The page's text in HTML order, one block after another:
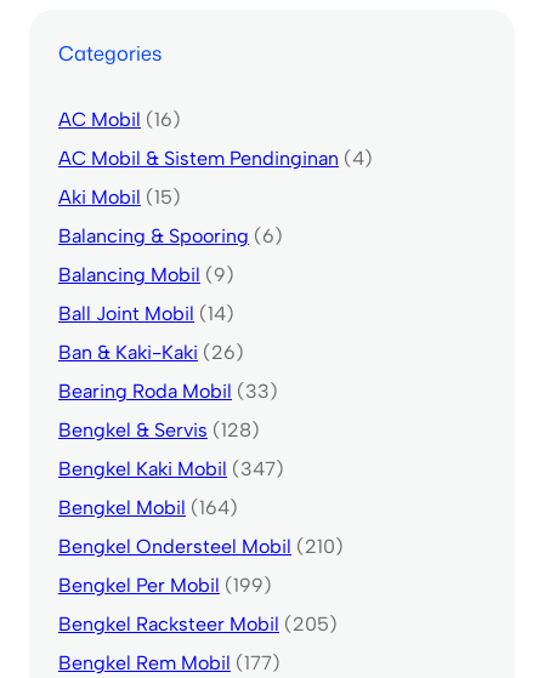
Categories
AC Mobil (16)
AC Mobil & Sistem Pendinginan (4)
Aki Mobil (15)
Balancing & Spooring (6)
Balancing Mobil (9)
Ball Joint Mobil (14)
Ban & Kaki-Kaki (26)
Bearing Roda Mobil (33)
Bengkel & Servis (128)
Bengkel Kaki Mobil (347)
Bengkel Mobil (164)
Bengkel Ondersteel Mobil (210)
Bengkel Per Mobil (199)
Bengkel Racksteer Mobil (205)
Bengkel Rem Mobil (177)